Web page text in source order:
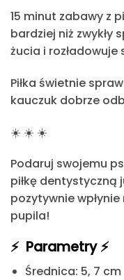
15 minut zabawy z
bardziej niż zwykły
żucia i rozładowuje
Piłka świetnie
kauczuk dobrze
☀️ ☀️ ☀️
Podaruj swojemu
piłkę dentystyczną
pozytywnie
pupila!
⚡️Parametry⚡️
Średnica: 5, 7 cm